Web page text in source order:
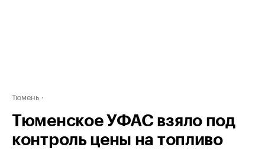
Тюмень
Тюменское УФАС взяло под
контроль цены на топливо